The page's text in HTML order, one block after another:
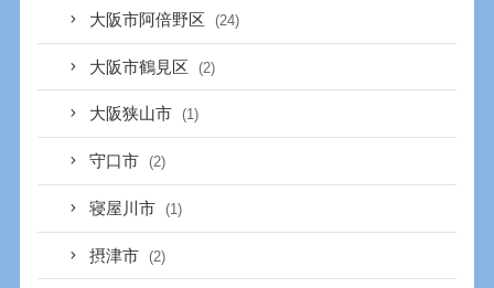
大阪市阿倍野区 (24)
大阪市鶴見区 (2)
大阪狭山市 (1)
守口市 (2)
寝屋川市 (1)
摂津市 (2)